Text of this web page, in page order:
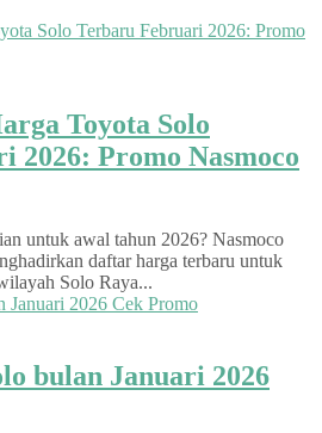
Toyota Solo
2026: Promo Nasmoco
untuk awal tahun 2026? Nasmoco
daftar harga terbaru untuk
Solo Raya...
bulan Januari 2026